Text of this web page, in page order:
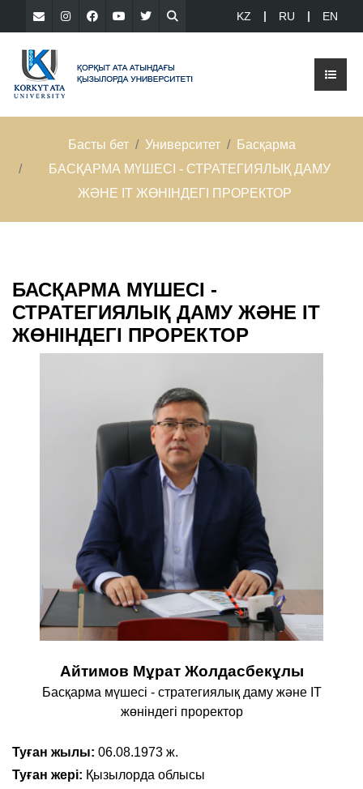
KZ RU EN
Басты бет Университет
Басқарма
БАСҚАРМА МҮШЕСІ - СТРАТЕГИЯЛЫҚ ДАМУ
ЖӘНЕ IT ЖӨНІНДЕГІ ПРОРЕКТОР
БАСҚАРМА МҮШЕСІ -
СТРАТЕГИЯЛЫҚ ДАМУ ЖӘНЕ IT
ЖӨНІНДЕГІ ПРОРЕКТОР
Айтимов Мұрат Жолдасбекұлы
Басқарма мүшесі - стратегиялық даму және IT
жөніндегі проректор
Туған жылы: 06.08.1973 ж.
Туған жері: Қызылорда облысы